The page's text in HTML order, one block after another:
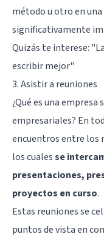
método u otro en
significativamente
Quizás te interese:
escribir mejor"
3. Asistir a reuniones
¿Qué es una
empresariales? En
encuentros entre los
los cualesse
presentaciones,
proyectos en curso.
Estas reuniones se
puntos de vista en